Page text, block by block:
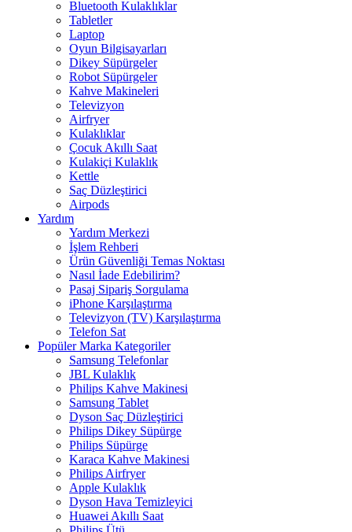
Bluetooth Kulaklıklar
Tabletler
Laptop
Oyun Bilgisayarları
Dikey Süpürgeler
Robot Süpürgeler
Kahve Makineleri
Televizyon
Airfryer
Kulaklıklar
Çocuk Akıllı Saat
Kulakiçi Kulaklık
Kettle
Saç Düzleştirici
Airpods
Yardım
Yardım Merkezi
İşlem Rehberi
Ürün Güvenliği Temas Noktası
Nasıl İade Edebilirim?
Pasaj Sipariş Sorgulama
iPhone Karşılaştırma
Televizyon (TV) Karşılaştırma
Telefon Sat
Popüler Marka Kategoriler
Samsung Telefonlar
JBL Kulaklık
Philips Kahve Makinesi
Samsung Tablet
Dyson Saç Düzleştirici
Philips Dikey Süpürge
Philips Süpürge
Karaca Kahve Makinesi
Philips Airfryer
Apple Kulaklık
Dyson Hava Temizleyici
Huawei Akıllı Saat